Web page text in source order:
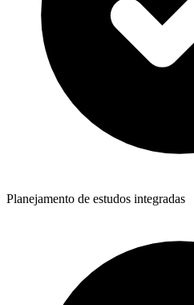
Planejamento de estudos integradas